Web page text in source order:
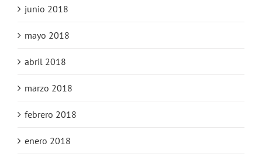
junio 2018
mayo 2018
abril 2018
marzo 2018
febrero 2018
enero 2018